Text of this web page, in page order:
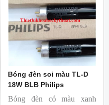
Bóng đèn soi màu TL-D
18W BLB Philips
Bóng đèn có màu xanh